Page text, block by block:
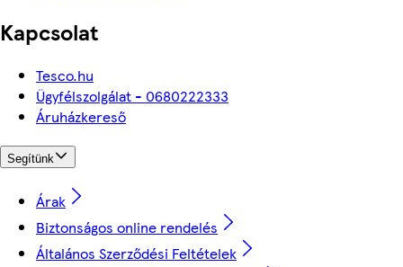
Kapcsolat
Tesco.hu
Ügyfélszolgálat - 0680222333
Áruházkereső
Segítünk
Árak
Biztonságos online rendelés
Általános Szerződési Feltételek